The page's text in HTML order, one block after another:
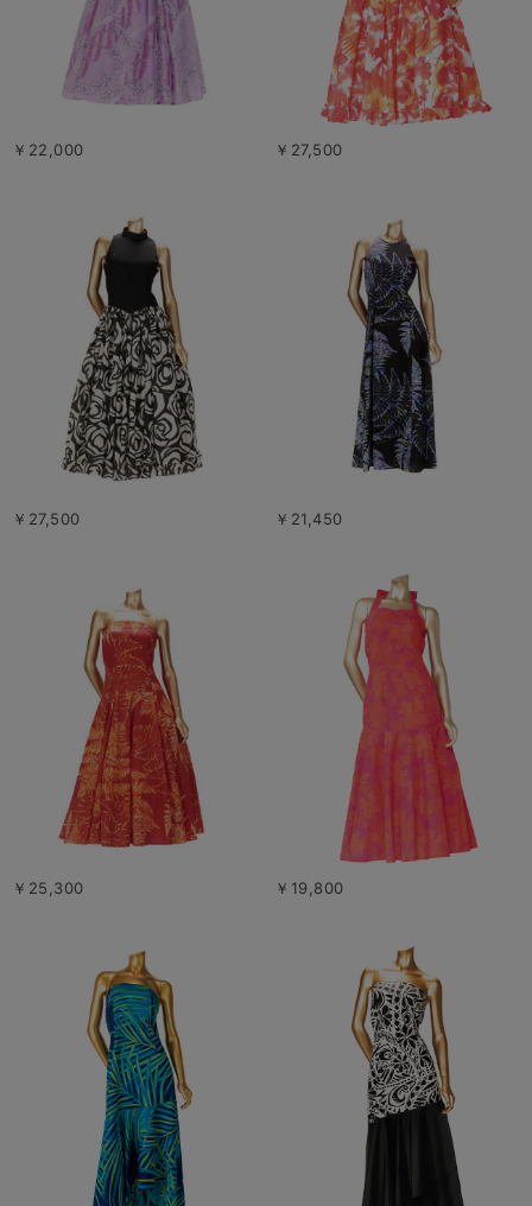
￥22,000 ￥27,500
￥27,500 ￥21,450
￥25,300 ￥19,800